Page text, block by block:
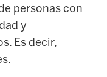
personas con
y
Es decir,